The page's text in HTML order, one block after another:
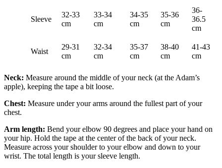
Sleeve
32-33
cm
33-34
cm
34-35
cm
35-36
cm
36-
36.5
cm
Waist
29-31
cm
32-34
cm
35-37
cm
38-40
cm
41-43
cm
Neck: Measure around the middle of your neck (at the Adam’s
apple), keeping the tape a bit loose.
Chest: Measure under your arms around the fullest part of your
chest.
Arm length: Bend your elbow 90 degrees and place your hand on
your hip. Hold the tape at the center of the back of your neck.
Measure across your shoulder to your elbow and down to your
wrist. The total length is your sleeve length.